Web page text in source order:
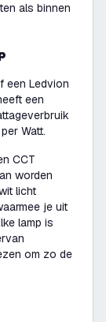
als binnen
een Ledvion
een
Watt.
CCT
worden
licht
je uit
lamp is
om zo de